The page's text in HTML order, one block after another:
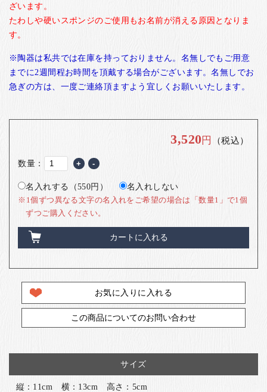
ざいます。
たわしや硬いスポンジのご使用もお名前が消える原因となりま
す。
※陶器は私共では在庫を持っておりません。名無しでもご用意
までに2週間程お時間を頂戴する場合がございます。名無しでお
急ぎの方は、一度ご連絡頂ますよう宜しくお願いいたします。
3,520 円 （税込）
数量： + -
名入れする（550円） 名入れしない
※1個ずつ異なる文字の名入れをご希望の場合は「数量1」で1個
ずつご購入ください。
カートに入れる
お気に入りに入れる
この商品についてのお問い合わせ
サイズ
縦：11cm 横：13cm 高さ：5cm